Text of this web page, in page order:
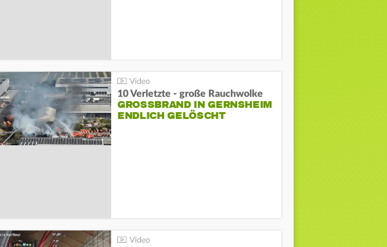
10 Verletzte - große Rauchwolke
GROSSBRAND IN GERNSHEIM E
NDLICH GELÖSCHT